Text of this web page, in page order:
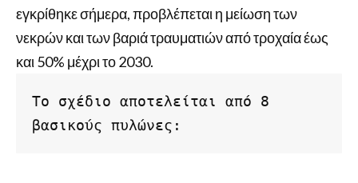
εγκρίθηκε σήμερα, προβλέπεται η μείωση των
νεκρών και των βαριά τραυματιών από τροχαία έως
και 50% μέχρι το 2030.
Το σχέδιο αποτελείται από 8
βασικούς πυλώνες: